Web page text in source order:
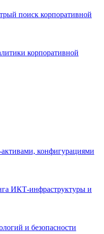
поиск корпоративной
корпоративной
конфигурациями
ИКТ-инфраструктуры и
и безопасности